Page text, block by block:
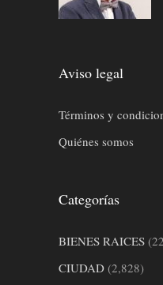
Aviso legal
Términos y
Quiénes somos
Categorías
BIENES RAICES
CIUDAD (2,828)